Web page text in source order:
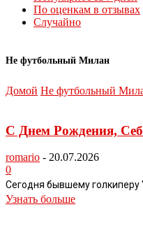
По оценкам в отзывах
Случайно
Не футбольный Милан
Домой Не футбольный
С Днем Рождения,
romario - 20.07.2026
0
Сегодня бывшему голкиперу
Узнать больше